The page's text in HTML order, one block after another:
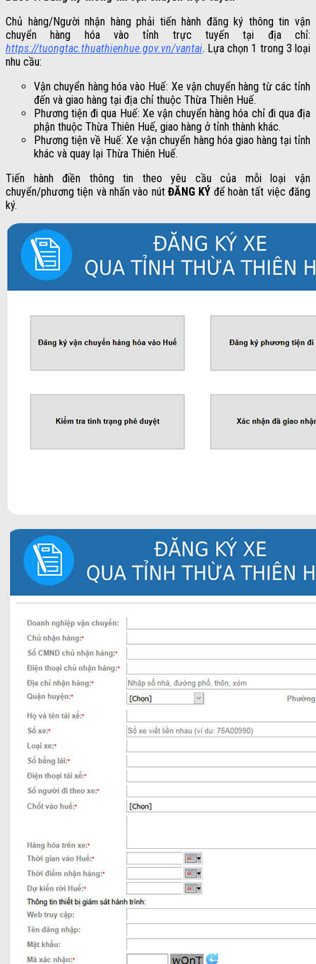
Chủ hàng/Người nhận hàng phải tiến hành đăng ký thông tin vận
chuyển hàng hóa vào tỉnh trực tuyến tại địa chỉ:
https://tuongtac.thuathienhue.gov.vn/vantai. Lựa chọn 1 trong 3 loại
nhu cầu:
Vận chuyển hàng hóa vào Huế: Xe vận chuyển hàng từ các tỉnh
đến và giao hàng tại địa chỉ thuộc Thừa Thiên Huế.
Phương tiện đi qua Huế: Xe vận chuyển hàng hóa chỉ đi qua địa
phận thuộc Thừa Thiên Huế, giao hàng ở tỉnh thành khác.
Phương tiện về Huế: Xe vận chuyển hàng hóa giao hàng tại tỉnh
khác và quay lại Thừa Thiên Huế.
Tiến hành điền thông tin theo yêu cầu của mỗi loại vận
chuyển/phương tiện và nhấn vào nút ĐĂNG KÝ để hoàn tất việc đăng
ký.